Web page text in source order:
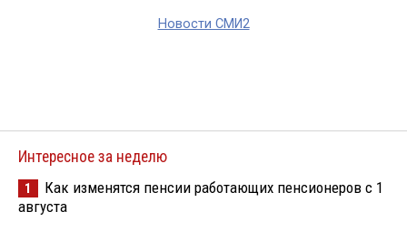
Новости СМИ2
Интересное за неделю
1
Как изменятся пенсии работающих пенсионеров с 1
августа